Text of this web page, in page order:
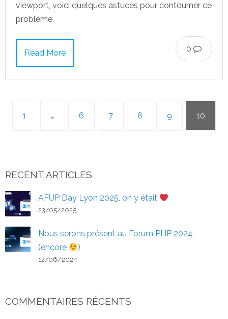
viewport, voici quelques astuces pour contourner ce
problème.
0
Read More
1 … 6 7 8 9 10
RECENT ARTICLES
AFUP Day Lyon 2025, on y était
23/05/2025
Nous serons présent au Forum PHP 2024
(encore
)
12/06/2024
COMMENTAIRES RÉCENTS